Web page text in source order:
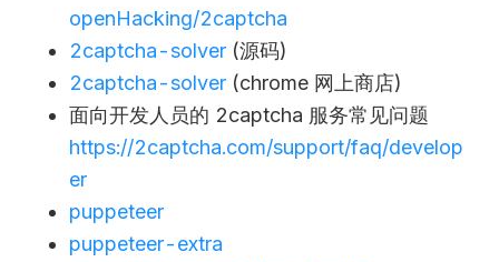
openHacking/2captcha
2captcha-solver (源码)
2captcha-solver (chrome 网上商店)
面向开发人员的 2captcha 服务常见问题
https://2captcha.com/support/faq/develop
er
puppeteer
puppeteer-extra